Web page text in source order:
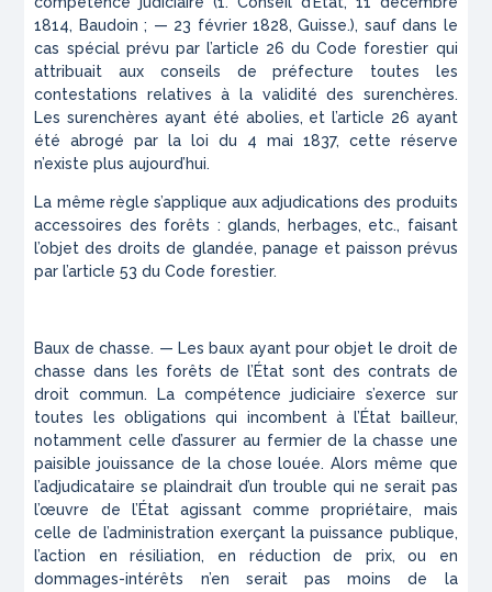
1814, Baudoin ; — 23 février 1828, Guisse.), sauf dans le
cas spécial prévu par l’article 26 du Code forestier qui
attribuait aux conseils de préfecture toutes les
contestations relatives à la validité des surenchères.
Les surenchères ayant été abolies, et l’article 26 ayant
été abrogé par la loi du 4 mai 1837, cette réserve
n’existe plus aujourd’hui.
La même règle s’applique aux adjudications des produits
accessoires des forêts : glands, herbages, etc., faisant
l’objet des droits de glandée, panage et paisson prévus
par l’article 53 du Code forestier.
Baux de chasse. — Les baux ayant pour objet le droit de
chasse dans les forêts de l’État sont des contrats de
droit commun. La compétence judiciaire s’exerce sur
toutes les obligations qui incombent à l’État bailleur,
notamment celle d’assurer au fermier de la chasse une
paisible jouissance de la chose louée. Alors même que
l’adjudicataire se plaindrait d’un trouble qui ne serait pas
l’œuvre de l’État agissant comme propriétaire, mais
celle de l’administration exerçant la puissance publique,
l’action en résiliation, en réduction de prix, ou en
dommages-intérêts n’en serait pas moins de la